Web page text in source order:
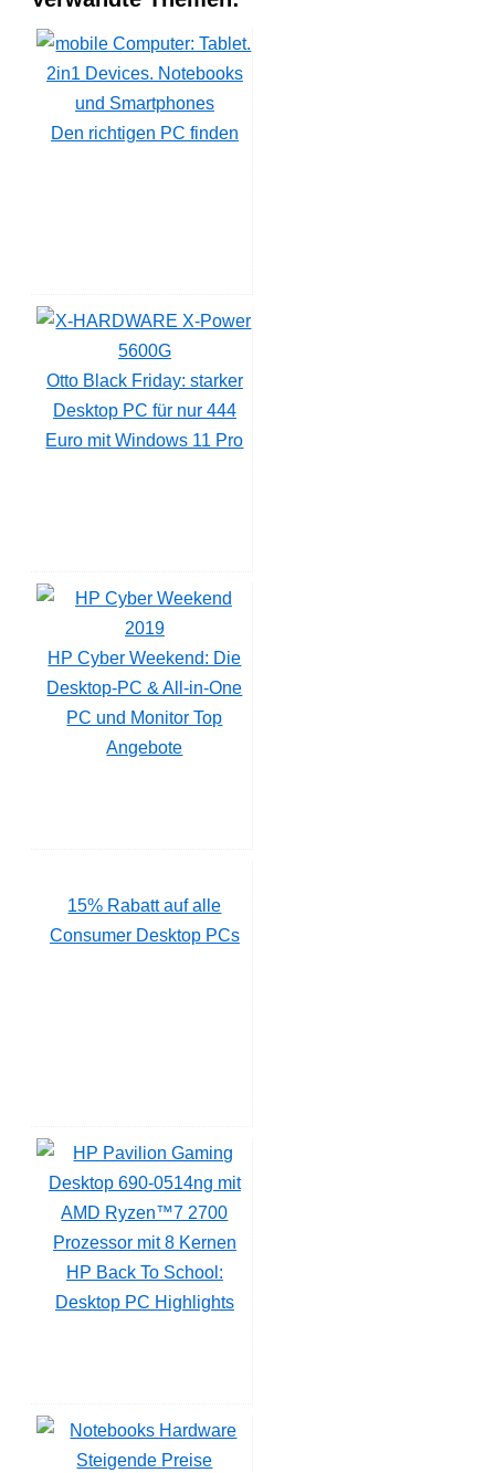
Den richtigen PC finden
Otto Black Friday: starker
Desktop PC für nur 444
Euro mit Windows 11 Pro
HP Cyber Weekend: Die
Desktop-PC & All-in-One
PC und Monitor Top
Angebote
15% Rabatt auf alle
Consumer Desktop PCs
HP Back To School:
Desktop PC Highlights